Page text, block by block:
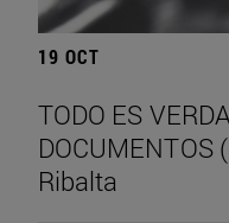
19 OCT
TODO ES
Ribalta